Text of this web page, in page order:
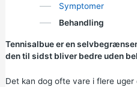
Symptomer
Behandling
Tennisalbue er en
den til sidst bliver bedre uden
Det kan dog ofte vare i flere